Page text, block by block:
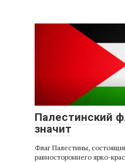
Палестинский
значит
Флаг Палестины,
равностороннего ярко-